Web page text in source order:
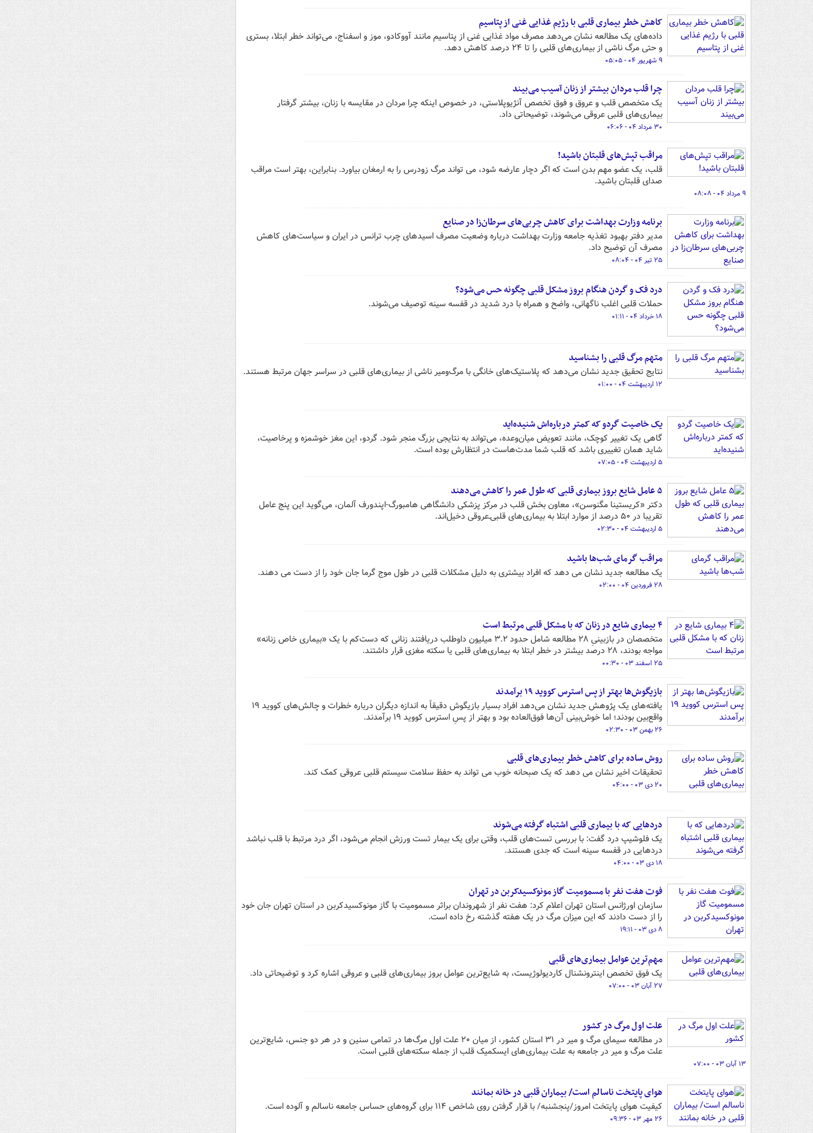
کاهش خطر بیماری‌ قلبی با رژیم غذایی غنی از پتاسیم
داده‌های یک مطالعه نشان می‌دهد مصرف مواد غذایی غنی از پتاسیم مانند آووکادو، موز و اسفناج، می‌تواند خطر ابتلا، بستری
و حتی مرگ ناشی از بیماری‌های قلبی را تا ۲۴ درصد کاهش دهد.
۹ شهریور ۰۴ - ۰۵:۰۵
چرا قلب مردان بیشتر از زنان آسیب می‌بیند
یک متخصص قلب و عروق و فوق تخصص آنژیوپلاستی، در خصوص اینکه چرا مردان در مقایسه با زنان، بیشتر گرفتار
بیماری‌های قلبی عروقی می‌شوند، توضیحاتی داد.
۳۰ مرداد ۰۴ - ۰۶:۰۶
مراقب تپش‌های قلبتان باشید!
قلب، یک عضو مهم بدن است که اگر دچار عارضه شود، می تواند مرگ زودرس را به ارمغان بیاورد. بنابراین، بهتر است مراقب
صدای قلبتان باشید.
۹ مرداد ۰۴ - ۰۸:۰۸
برنامه وزارت بهداشت برای کاهش چربی‌های سرطان‌زا در صنایع
مدیر دفتر بهبود تغذیه جامعه وزارت بهداشت درباره وضعیت مصرف اسیدهای چرب ترانس در ایران و سیاست‌های کاهش
مصرف آن توضیح داد.
۲۵ تیر ۰۴ - ۰۸:۰۴
درد فک و گردن هنگام بروز مشکل قلبی چگونه حس می‌شود؟
حملات قلبی اغلب ناگهانی، واضح و همراه با درد شدید در قفسه سینه توصیف می‌شوند.
۱۸ خرداد ۰۴ - ۰۱:۱۱
متهم مرگ قلبی را بشناسید
نتایج تحقیق جدید نشان می‌دهد که پلاستیک‌های خانگی با مرگ‌ومیر ناشی از بیماری‌های قلبی در سراسر جهان مرتبط هستند.
۱۲ اردیبهشت ۰۴ - ۰۱:۰۰
یک خاصیت گردو که کمتر درباره‌اش شنیده‌اید
گاهی یک تغییر کوچک، مانند تعویض میان‌وعده، می‌تواند به نتایجی بزرگ منجر شود. گردو، این مغز خوشمزه و پرخاصیت،
شاید همان تغییری باشد که قلب شما مدت‌هاست در انتظارش بوده است.
۵ اردیبهشت ۰۴ - ۰۷:۰۵
۵ عامل شایع بروز بیماری قلبی که طول عمر را کاهش می‌دهند
دکتر «کریستینا مگنوسن»، معاون بخش قلب در مرکز پزشکی دانشگاهی هامبورگ-اپندورف آلمان، می‌گوید این پنج عامل
تقریبا در ۵۰ درصد از موارد ابتلا به بیماری‌های قلبی‌ـ‌عروقی دخیل‌اند.
۵ اردیبهشت ۰۴ - ۰۲:۳۰
مراقب گرمای شب‌ها باشید
یک مطالعه جدید نشان می دهد که افراد بیشتری به دلیل مشکلات قلبی در طول موج گرما جان خود را از دست می دهند.
۲۸ فروردین ۰۴ - ۰۲:۰۰
۴ بیماری شایع در زنان که با مشکل قلبی مرتبط است
متخصصان در بازبینیِ ۲۸ مطالعه شامل حدود ۳.۲ میلیون داوطلب دریافتند زنانی که دست‌کم با یک «بیماری خاص زنانه»
مواجه بودند، ۲۸ درصد بیشتر در خطر ابتلا به بیماری‌های قلبی یا سکته مغزی قرار داشتند.
۲۵ اسفند ۰۳ - ۰۰:۳۰
بازیگوش‌ها بهتر از پس استرس کووید ۱۹ برآمدند
یافته‌های یک پژوهش جدید نشان می‌دهد افراد بسیار بازیگوش دقیقاً به اندازه دیگران درباره خطرات و چالش‌های کووید ۱۹
واقع‌بین بودند؛ اما خوش‌بینی آن‌ها فوق‌العاده بود و بهتر از پسِ استرس کووید ۱۹ برآمدند.
۲۶ بهمن ۰۳ - ۰۲:۳۰
روش ساده برای کاهش خطر بیماری‌های قلبی
تحقیقات اخیر نشان می دهد که یک صبحانه خوب می تواند به حفظ سلامت سیستم قلبی عروقی کمک کند.
۲۰ دی ۰۳ - ۰۴:۰۰
دردهایی که با بیماری‌ قلبی اشتباه گرفته می‌شوند
یک فلوشیپ درد گفت: با بررسی تست‌های قلب، وقتی برای یک بیمار تست ورزش انجام می‌شود، اگر درد مرتبط با قلب نباشد
دردهایی در قفسه سینه است که جدی هستند.
۱۸ دی ۰۳ - ۰۴:۰۰
فوت هفت نفر با مسمومیت گاز مونوکسیدکربن در تهران
سازمان اورژانس استان تهران اعلام کرد: هفت نفر از شهروندان براثر مسمومیت با گاز مونوکسیدکربن در استان تهران جان خود
را از دست دادند که این میزان مرگ در یک هفته گذشته رخ داده است.
۸ دی ۰۳ - ۱۹:۱۱
مهم‌ترین عوامل بیماری‌های قلبی
یک فوق تخصص اینترونشنال کاردیولوژیست، به شایع‌ترین عوامل بروز بیماری‌های قلبی و عروقی اشاره کرد و توضیحاتی داد.
۲۷ آبان ۰۳ - ۰۷:۰۰
علت اول مرگ در کشور
در مطالعه سیمای مرگ و میر در ۳۱ استان کشور، از میان ۲۰ علت اول مرگ‌ها در تمامی سنین و در هر دو جنس، شایع‌ترین
علت مرگ و میر در جامعه به علت بیماری‌های ایسکمیک قلب از جمله سکته‌های قلبی است.
۱۳ آبان ۰۳ - ۰۷:۰۰
هوای پایتخت ناسالم است/ بیماران قلبی در خانه بمانند
کیفیت هوای پایتخت امروز/پنجشنبه/ با قرار گرفتن روی شاخص ۱۱۴ برای گروه‌های حساس جامعه ناسالم و آلوده است.
۲۶ مهر ۰۳ - ۰۹:۳۶